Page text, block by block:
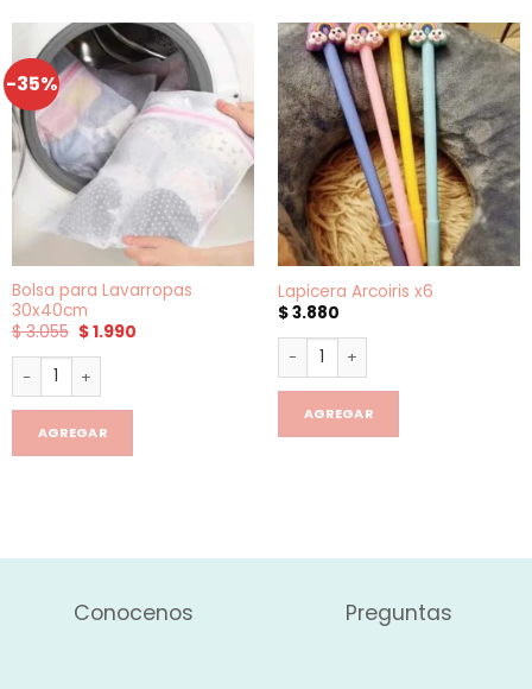
-35%
Bolsa para Lavarropas
30x40cm
$3.055 El
original
era:
$ 3.055.
$1.990El
Bolsa para Lavarropas 30x40cm cantidad
AGREGAR
Lapicera Arcoiris x6
$3.880
Lapicera Arcoiris x6 cantidad
AGREGAR
Conocenos Preguntas